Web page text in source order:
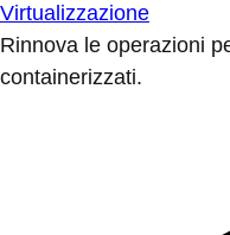
Virtualizzazione
Rinnova le operazioni
containerizzati.